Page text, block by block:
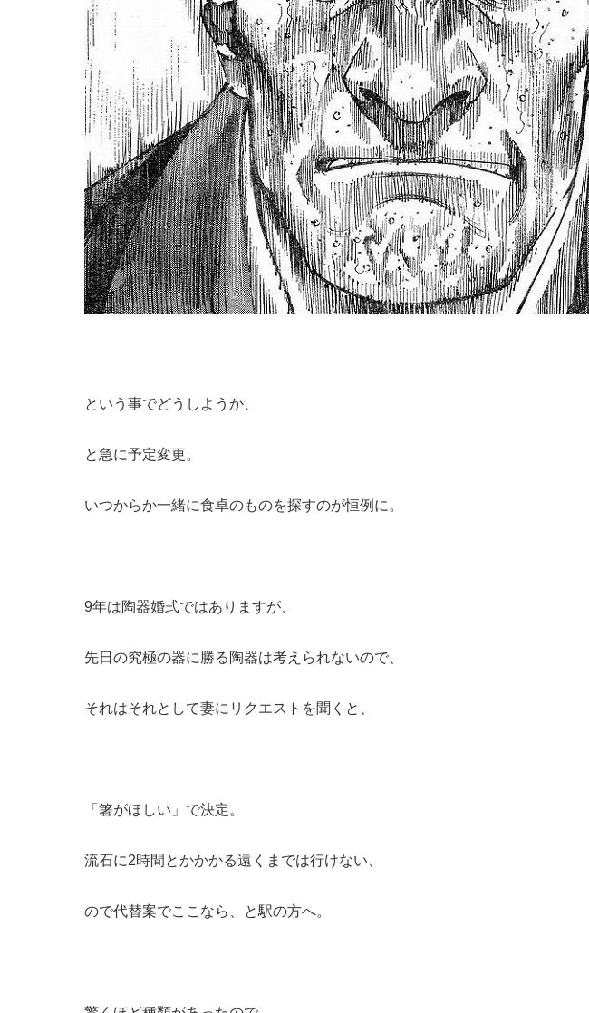
という事でどうしようか、
と急に予定変更。
いつからか一緒に食卓のものを探すのが恒例に。
9年は陶器婚式ではありますが、
先日の究極の器に勝る陶器は考えられないので、
それはそれとして妻にリクエストを聞くと、
「箸がほしい」で決定。
流石に2時間とかかかる遠くまでは行けない、
ので代替案でここなら、と駅の方へ。